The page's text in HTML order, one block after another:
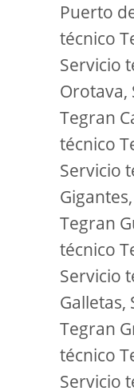
Puerto
técnico
Servicio
Orotava,
Tegran
técnico
Servicio
Tegran
técnico
Servicio
Galletas,
Tegran
técnico
Servicio